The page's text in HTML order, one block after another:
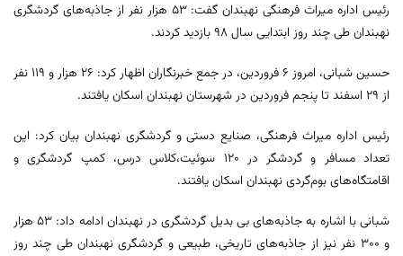
رئیس اداره میراث فرهنگی نهبندان گفت: 53 هزار نفر از جاذبه‌های گردشگری
نهبندان طی چند روز ابتدایی سال 98 بازدید کردند.
حسین شبانی، امروز ۶ فروردین، در جمع خبرنگاران اظهار کرد: 26 هزار و 119 نفر
از 29 اسفند تا پنجم فروردین در شهرستان نهبندان اسکان یافتند.
رئیس اداره میراث فرهنگی، صنایع دستی و گردشگری نهبندان بیان کرد: این
تعداد مسافر و گردشگر در 120 سوئیت،کلاس درس، کمپ گردشگری و
اقامتگاه‌های بوم‌گردی نهبندان اسکان یافتند.
شبانی با اشاره به جاذبه‌های بی بدیل گردشگری در نهبندان ادامه داد: 53 هزار
و 300 نفر نیز از جاذبه‌های تاریخی، طبیعی و گردشگری نهبندان طی چند روز